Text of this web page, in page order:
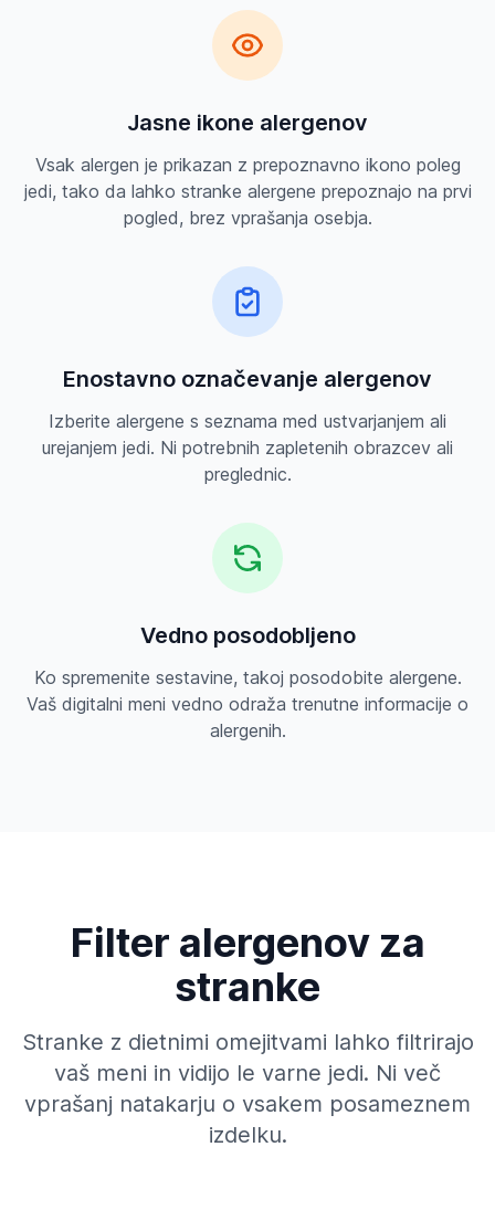
Jasne ikone alergenov
Vsak alergen je prikazan z prepoznavno ikono poleg
jedi, tako da lahko stranke alergene prepoznajo na prvi
pogled, brez vprašanja osebja.
Enostavno označevanje alergenov
Izberite alergene s seznama med ustvarjanjem ali
urejanjem jedi. Ni potrebnih zapletenih obrazcev ali
preglednic.
Vedno posodobljeno
Ko spremenite sestavine, takoj posodobite alergene.
Vaš digitalni meni vedno odraža trenutne informacije o
alergenih.
Filter alergenov za
stranke
Stranke z dietnimi omejitvami lahko filtrirajo
vaš meni in vidijo le varne jedi. Ni več
vprašanj natakarju o vsakem posameznem
izdelku.